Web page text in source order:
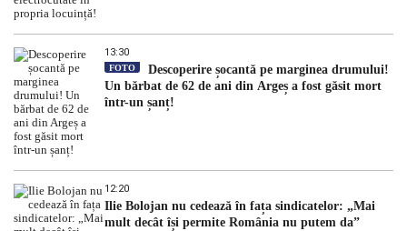
13:30
FOTO
Descoperire șocantă pe marginea drumului!
Un bărbat de 62 de ani din Argeș a fost găsit mort
într-un șanț!
12:20
Ilie Bolojan nu cedează în fața sindicatelor: „Mai
mult decât își permite România nu putem da”